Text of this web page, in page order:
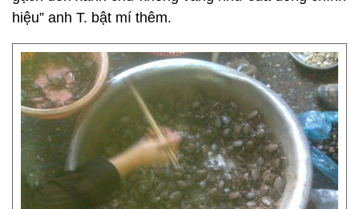
hiệu” anh T. bật mí thêm.